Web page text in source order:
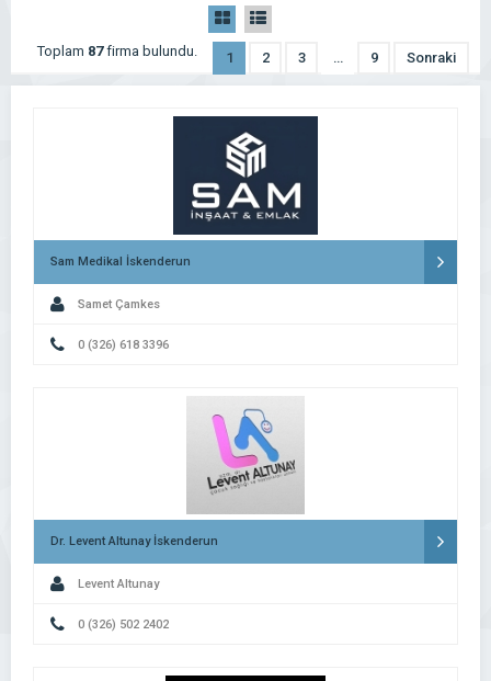
Toplam 87firma bulundu. 1 2 3 … 9 Sonraki
Sam Medikal İskenderun
Samet Çamkes
0 (326) 618 3396
Dr. Levent Altunay İskenderun
Levent Altunay
0 (326) 502 2402